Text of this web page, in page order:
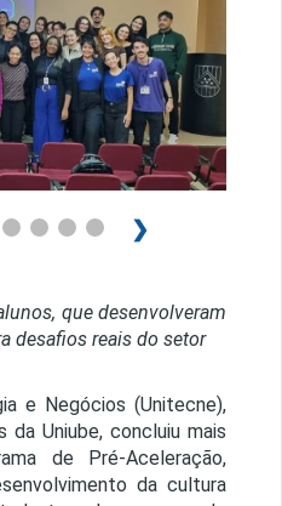
❯
que desenvolveram
desafios reais do setor
e Negócios (Unitecne),
da Uniube, concluiu mais
de Pré-Aceleração,
da cultura